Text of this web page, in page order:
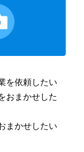
ショップデ
を依頼したい
おまかせした
まかせしたい